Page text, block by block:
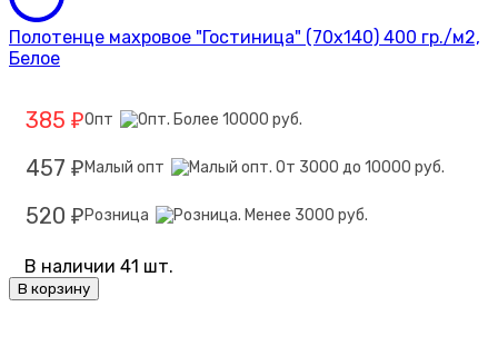
Полотенце махровое "Гостиница" (70х140) 400 гр./м2,
Белое
385 ₽Опт
457 ₽ Малый опт
520 ₽ Розница
В наличии 41 шт.
В корзину